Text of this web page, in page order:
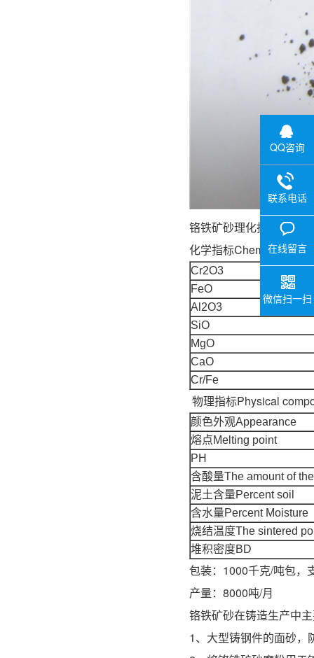
铬铁矿砂理
化学指标Chemical
Cr2O3
FeO
Al2O3
SiO
MgO
CaO
Cr/Fe
物理指标Physical
颜色外观Appearance
熔点Melting point
PH
含酸量The amount of
泥土含量Percent soil
含水量Percent Moisture
烧结温度The sintered
堆积密度BD
包装：1000千克/吨包，
产量：8000吨/月
铬铁矿砂在铸
1、大型铸钢件的面砂，
QQ咨询
联系电话
在线留言
微信扫一扫